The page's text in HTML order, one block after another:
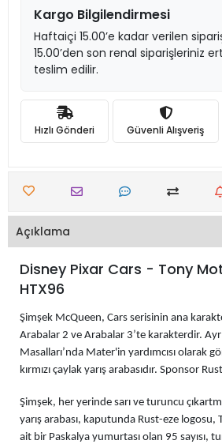
Kargo Bilgilendirmesi
Haftaiçi 15.00’e kadar verilen
15.00’den son renal siparişleriniz
teslim edilir.
Hızlı Gönderi Güvenli Alışveriş
Açıklama
Disney Pixar Cars - Tony
HTX96
Şimşek McQueen, Cars serisinin ana
Arabalar 2 ve Arabalar 3’te karakterdir.
Masalları’nda Mater'in yardımcısı olarak
kırmızı çaylak yarış arabasıdır. Sponsor
Şimşek, her yerinde sarı ve turuncu
yarış arabası, kaputunda Rust-eze logosu,
ait bir Paskalya yumurtası olan 95 sayısı,